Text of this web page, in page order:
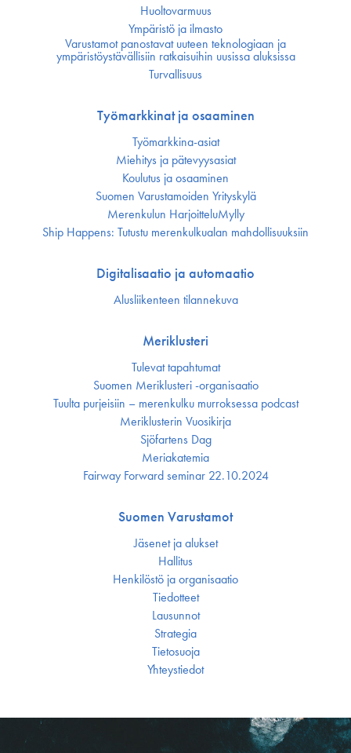
Huoltovarmuus
Ympäristö ja ilmasto
Varustamot panostavat uuteen teknologiaan ja
ympäristöystävällisiin ratkaisuihin uusissa aluksissa
Turvallisuus
Työmarkkinat ja osaaminen
Työmarkkina-asiat
Miehitys ja pätevyys­asiat
Koulutus ja osaaminen
Suomen Varustamoiden Yrityskylä
Merenkulun HarjoitteluMylly
Ship Happens: Tutustu merenkulkualan mahdollisuuksiin
Digitalisaatio ja automaatio
Alusliikenteen tilannekuva
Meriklusteri
Tulevat tapahtumat
Suomen Meriklusteri -organisaatio
Tuulta purjeisiin – merenkulku murroksessa podcast
Meriklusterin Vuosikirja
Sjöfartens Dag
Meriakatemia
Fairway Forward seminar 22.10.2024
Suomen Varustamot
Jäsenet ja alukset
Hallitus
Henkilöstö ja organisaatio
Tiedotteet
Lausunnot
Strategia
Tietosuoja
Yhteystiedot